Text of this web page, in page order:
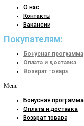
О нас
Контакты
Вакансии
Покупателям:
Бонусная программа
Оплата и доставка
Возврат товара
Menu
Бонусная программа
Оплата и доставка
Возврат товара